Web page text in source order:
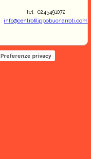
Tel. 0245491072
info@centrofilippobuonarroti.com
Preferenze privacy